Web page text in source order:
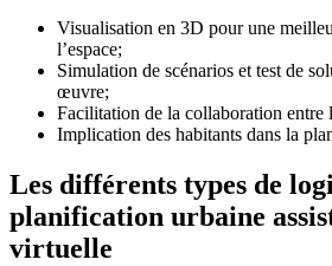
Visualisation en 3D pour une
l’espace;
Simulation de scénarios et test de
œuvre;
Facilitation de la collaboration entre
Implication des habitants dans la
Les différents types de
planification urbaine
virtuelle